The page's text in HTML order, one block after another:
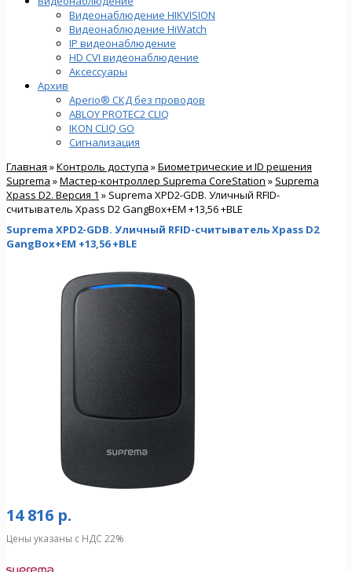
Видеонаблюдение HIKVISION
Видеонаблюдение HiWatch
IP видеонаблюдение
HD CVI видеонаблюдение
Аксессуары
Архив
Aperio® СКД без проводов
ABLOY PROTEC2 CLIQ
IKON CLIQ GO
Сигнализация
Главная »Контроль доступа »Биометрические и ID решения
Suprema »Мастер-контроллер Suprema CoreStation » Suprema
Xpass D2. Версия 1 » Suprema XPD2-GDB. Уличный RFID-
считыватель Xpass D2 GangBox+EM +13,56 +BLE
Suprema XPD2-GDB. Уличный RFID-считыватель Xpass D2
GangBox+EM +13,56 +BLE
14 816 р.
Цены указаны с НДС 22%